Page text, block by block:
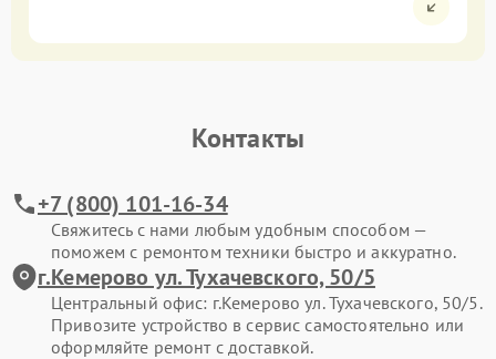
Контакты
+7 (800) 101-16-34
Свяжитесь с нами любым удобным способом —
поможем с ремонтом техники быстро и аккуратно.
г.Кемерово ул. Тухачевского, 50/5
Центральный офис: г.Кемерово ул. Тухачевского, 50/5.
Привозите устройство в сервис самостоятельно или
оформляйте ремонт с доставкой.